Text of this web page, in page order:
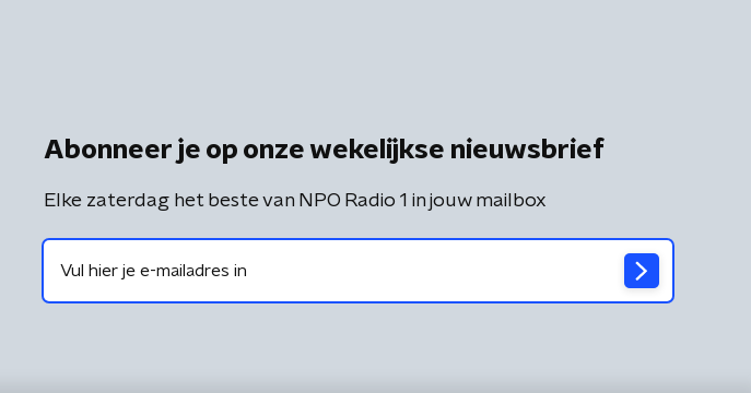
Abonneer je op onze wekelijkse nieuwsbrief
Elke zaterdag het beste van NPO Radio 1 in jouw mailbox